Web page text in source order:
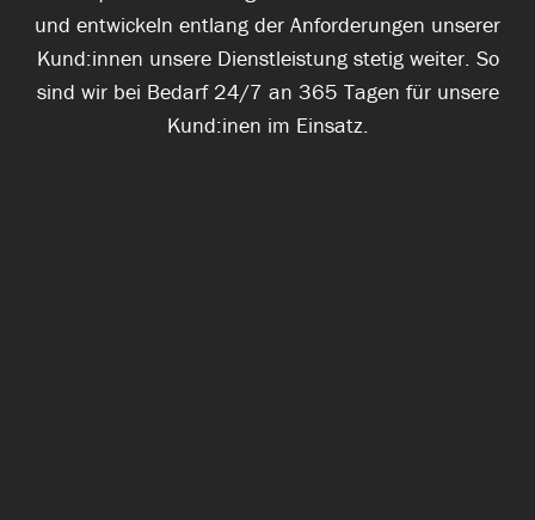
und entwickeln entlang der Anforderungen unserer
Kund:innen unsere Dienstleistung stetig weiter. So
sind wir bei Bedarf 24/7 an 365 Tagen für unsere
Kund:inen im Einsatz.